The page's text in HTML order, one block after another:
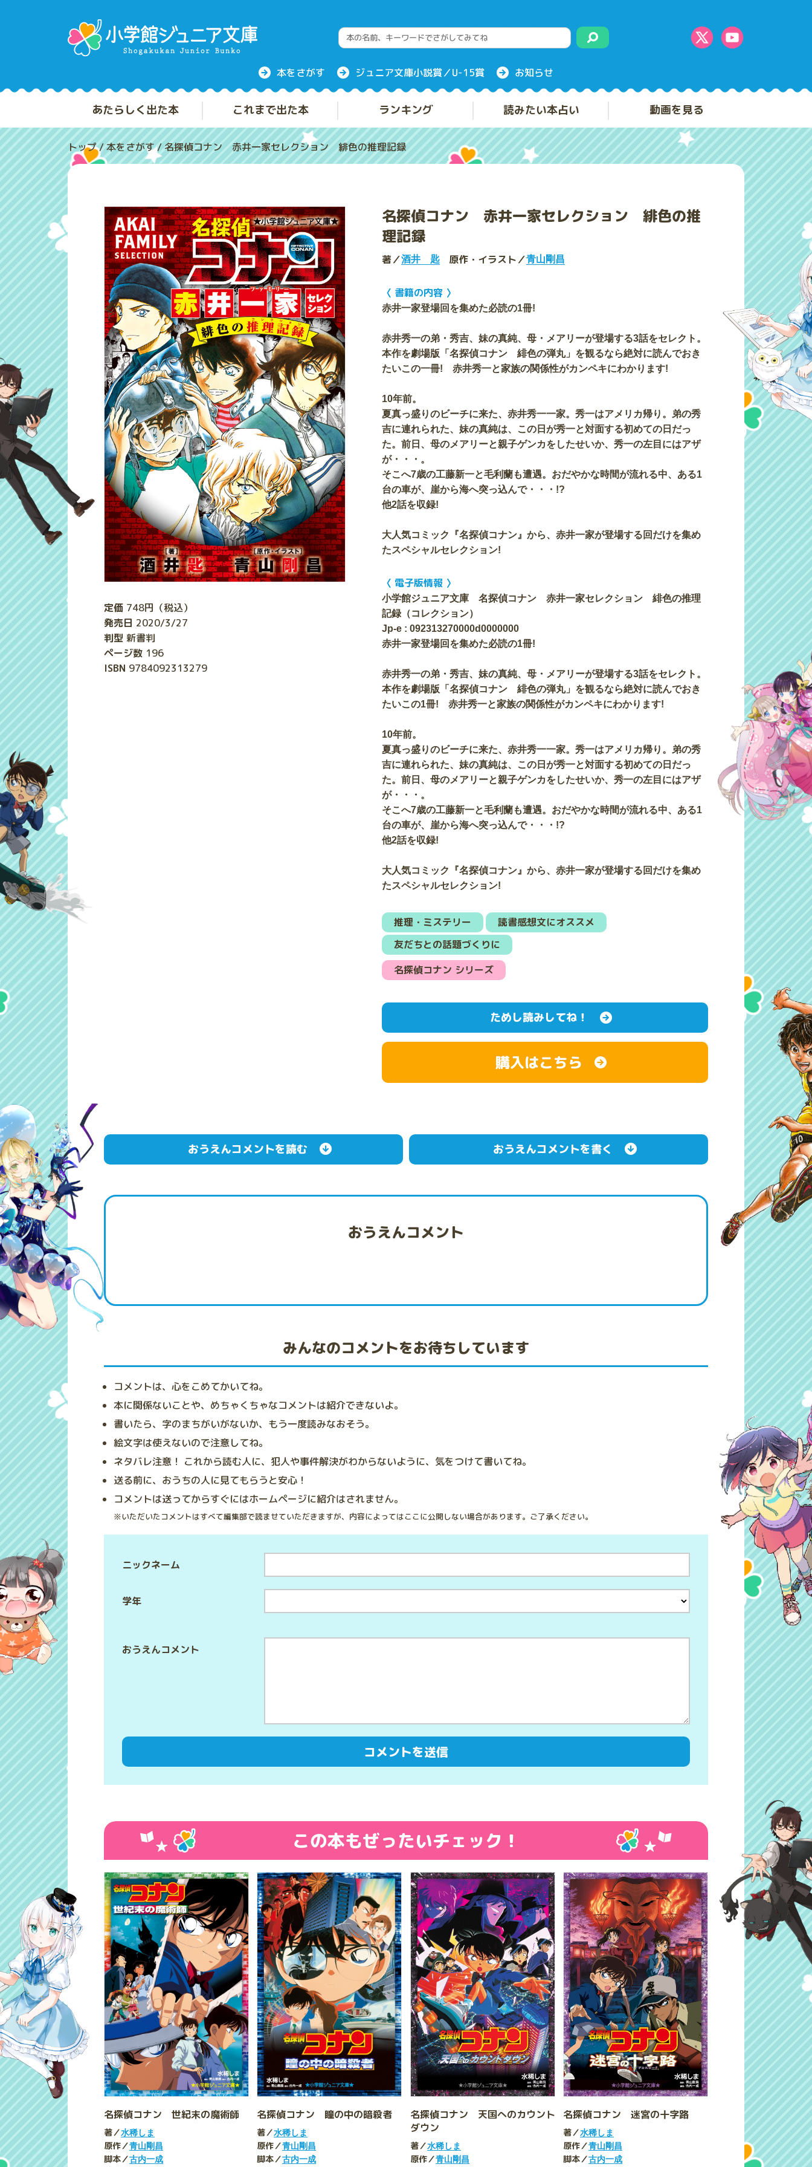
本をさがす ジュニア文庫小説賞／U-15賞 お知らせ
あたらしく出た本 これまで出た本 ランキング 読みたい本占い 動画を見る
トップ/本をさがす/名探偵コナン 赤井一家セレクション 緋色の推理記録
定価 748円（税込）
発売日 2020/3/27
判型 新書判
ページ数 196
ISBN 9784092313279
名探偵コナン 赤井一家セレクション 緋色の推
理記録
著／酒井 匙 原作・イラスト／青山剛昌
〈 書籍の内容 〉
赤井一家登場回を集めた必読の1冊!
赤井秀一の弟・秀吉、妹の真純、母・メアリーが登場する3話をセレクト。
本作を劇場版「名探偵コナン 緋色の弾丸」を観るなら絶対に読んでおき
たいこの一冊! 赤井秀一と家族の関係性がカンペキにわかります!
10年前。
夏真っ盛りのビーチに来た、赤井秀一一家。秀一はアメリカ帰り。弟の秀
吉に連れられた、妹の真純は、この日が秀一と対面する初めての日だっ
た。前日、母のメアリーと親子ゲンカをしたせいか、秀一の左目にはアザ
が・・・。
そこへ7歳の工藤新一と毛利蘭も遭遇。おだやかな時間が流れる中、ある1
台の車が、崖から海へ突っ込んで・・・!?
他2話を収録!
大人気コミック『名探偵コナン』から、赤井一家が登場する回だけを集め
たスペシャルセレクション!
〈 電子版情報 〉
小学館ジュニア文庫 名探偵コナン 赤井一家セレクション 緋色の推理
記録（コレクション）
Jp-e : 092313270000d0000000
赤井一家登場回を集めた必読の1冊!
赤井秀一の弟・秀吉、妹の真純、母・メアリーが登場する3話をセレクト。
本作を劇場版「名探偵コナン 緋色の弾丸」を観るなら絶対に読んでおき
たいこの1冊! 赤井秀一と家族の関係性がカンペキにわかります!
10年前。
夏真っ盛りのビーチに来た、赤井秀一一家。秀一はアメリカ帰り。弟の秀
吉に連れられた、妹の真純は、この日が秀一と対面する初めての日だっ
た。前日、母のメアリーと親子ゲンカをしたせいか、秀一の左目にはアザ
が・・・。
そこへ7歳の工藤新一と毛利蘭も遭遇。おだやかな時間が流れる中、ある1
台の車が、崖から海へ突っ込んで・・・!?
他2話を収録!
大人気コミック『名探偵コナン』から、赤井一家が登場する回だけを集め
たスペシャルセレクション!
推理・ミステリー
読書感想文にオススメ
友だちとの話題づくりに
名探偵コナン シリーズ
ためし読みしてね！
購入はこちら
おうえんコメントを読む おうえんコメントを書く
おうえんコメント
みんなのコメントをお待ちしています
コメントは、心をこめてかいてね。
本に関係ないことや、めちゃくちゃなコメントは紹介できないよ。
書いたら、字のまちがいがないか、もう一度読みなおそう。
絵文字は使えないので注意してね。
ネタバレ注意！ これから読む人に、犯人や事件解決がわからないように、気をつけて書いてね。
送る前に、おうちの人に見てもらうと安心！
コメントは送ってからすぐにはホームページに紹介はされません。
※いただいたコメントはすべて編集部で読ませていただきますが、内容によってはここに公開しない場合があります。ご了承ください。
学年
ニックネーム
この本もぜったいチェック！
名探偵コナン 世紀末の魔術師
著／水稀しま
原作／青山剛昌
脚本／古内一成
名探偵コナン 瞳の中の暗殺者
著／水稀しま
原作／青山剛昌
脚本／古内一成
名探偵コナン 天国へのカウント
ダウン
著／水稀しま
原作／青山剛昌
名探偵コナン 迷宮の十字路
著／水稀しま
原作／青山剛昌
脚本／古内一成